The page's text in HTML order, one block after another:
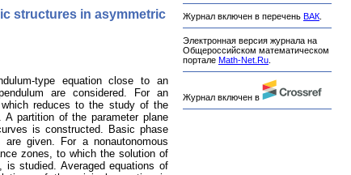
structures in asymmetric
type equation close to an
are considered. For an
reduces to the study of the
A partition of the parameter plane
is constructed. Basic phase
given. For a nonautonomous
zones, to which the solution of
is studied. Averaged equations of
Журнал включен в перечень ВАК
Электронная версия журнала на
Общероссийском математическом
портале Math-Net.Ru
Журнал включен в